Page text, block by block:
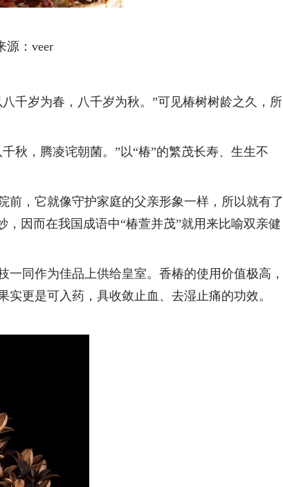
： veer
千岁为春，八千岁为秋。”可见椿树树龄之久，所
秋，腾凌诧朝菌。”以“椿”的繁茂长寿、生生不
，它就像守护家庭的父亲形象一样，所以就有了
因而在我国成语中“椿萱并茂”就用来比喻双亲健
同作为佳品上供给皇室。香椿的使用价值极高，
更是可入药，具收敛止血、去湿止痛的功效。